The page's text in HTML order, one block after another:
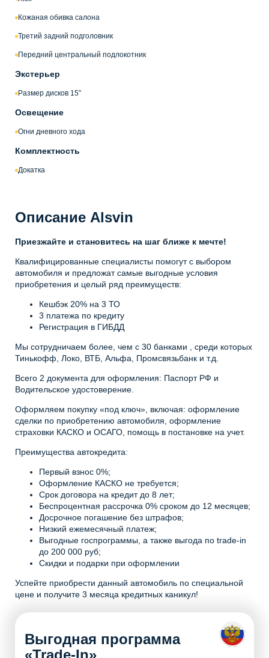
Кожаная обивка салона
Третий задний подголовник
Передний центральный подлокотник
Экстерьер
Размер дисков 15″
Освещение
Огни дневного хода
Комплектность
Докатка
Описание Alsvin
Приезжайте и становитесь на шаг ближе к мечте!
Квалифицированные специалисты помогут с выбором
автомобиля и предложат самые выгодные условия
приобретения и целый ряд преимуществ:
Кешбэк 20% на 3 ТО
3 платежа по кредиту
Регистрация в ГИБДД
Мы сотрудничаем более, чем с 30 банками , среди которых
Тинькофф, Локо, ВТБ, Альфа, Промсвязьбанк и т.д.
Всего 2 документа для оформления: Паспорт РФ и
Водительское удостоверение.
Оформляем покупку «под ключ», включая: оформление
сделки по приобретению автомобиля, оформление
страховки КАСКО и ОСАГО, помощь в постановке на учет.
Преимущества автокредита:
Первый взнос 0%;
Оформление КАСКО не требуется;
Срок договора на кредит до 8 лет;
Беспроцентная рассрочка 0% сроком до 12 месяцев;
Досрочное погашение без штрафов;
Низкий ежемесячный платеж;
Выгодные госпрограммы, а также выгода по trade-in
до 200 000 руб;
Скидки и подарки при оформлении
Успейте приобрести данный автомобиль по специальной
цене и получите 3 месяца кредитных каникул!
Выгодная программа
«Trade-In»